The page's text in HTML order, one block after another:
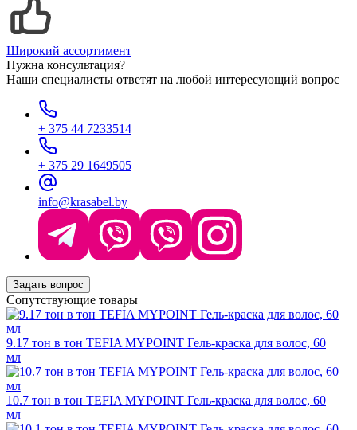
Широкий ассортимент
Нужна консультация?
Наши специалисты ответят на любой интересующий вопрос
+ 375 44 7233514
+ 375 29 1649505
info@krasabel.by
Задать вопрос
Сопутствующие товары
9.17 тон в тон TEFIA MYPOINT Гель-краска для волос, 60
мл
10.7 тон в тон TEFIA MYPOINT Гель-краска для волос, 60
мл